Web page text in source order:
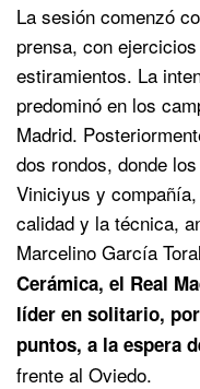
La sesión comenzó
prensa, con
estiramientos. La
predominó en los
Madrid.
dos rondos, donde
Viniciyus y
calidad y la técnica,
Marcelino García
Cerámica, el Real
líder en solitario,
puntos, a la espera
frente al Oviedo.